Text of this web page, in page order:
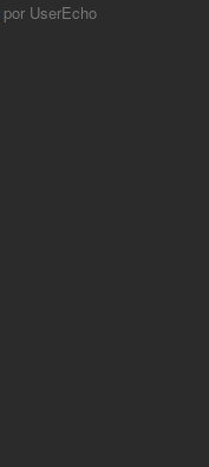
por UserEcho